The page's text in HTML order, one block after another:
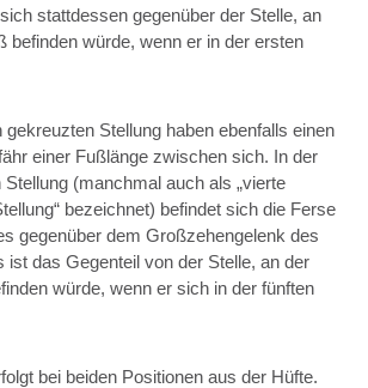
stattdessen gegenüber der Stelle, an
befinden würde, wenn er in der ersten
gekreuzten Stellung haben ebenfalls einen
einer Fußlänge zwischen sich. In der
(manchmal auch als „vierte
bezeichnet) befindet sich die Ferse
gegenüber dem Großzehengelenk des
ist das Gegenteil von der Stelle, an der
würde, wenn er sich in der fünften
bei beiden Positionen aus der Hüfte.